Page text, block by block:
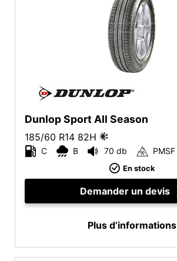
Dunlop Sport All Season
185/60 R14 82H
C B 70 db PMSF
En stock
Demander un devis
Plus d’informations